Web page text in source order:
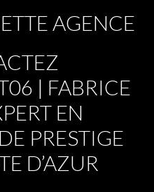
AGENCE
| FABRICE
EN
PRESTIGE
D’AZUR